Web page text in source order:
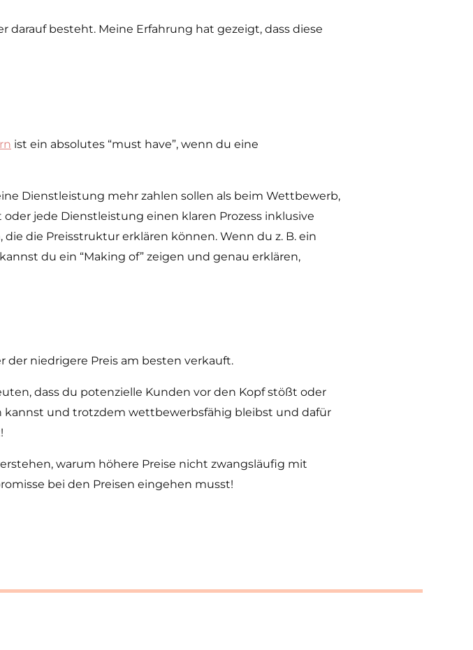
darauf besteht. Meine Erfahrung hat gezeigt, dass diese
ist ein absolutes “must have”, wenn du eine
Dienstleistung mehr zahlen sollen als beim Wettbewerb,
jede Dienstleistung einen klaren Prozess inklusive
die Preisstruktur erklären können. Wenn du z. B. ein
du ein “Making of” zeigen und genau erklären,
der niedrigere Preis am besten verkauft.
dass du potenzielle Kunden vor den Kopf stößt oder
kannst und trotzdem wettbewerbsfähig bleibst und dafür
warum höhere Preise nicht zwangsläufig mit
bei den Preisen eingehen musst!